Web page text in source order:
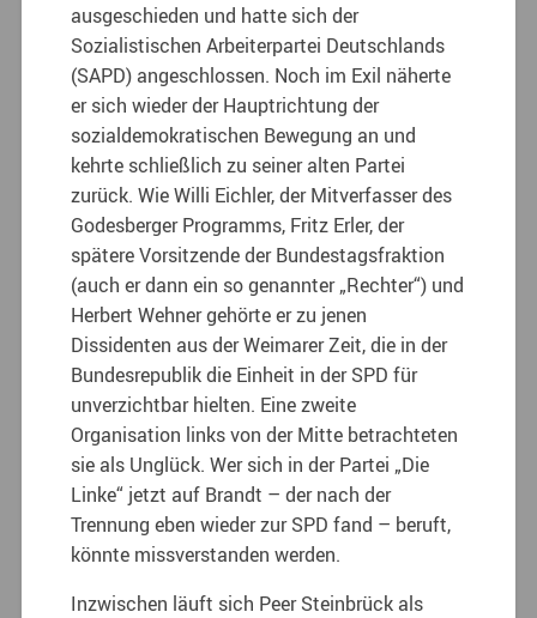
ausgeschieden und hatte sich der
Sozialistischen Arbeiterpartei Deutschlands
(SAPD) angeschlossen. Noch im Exil näherte
er sich wieder der Hauptrichtung der
sozialdemokratischen Bewegung an und
kehrte schließlich zu seiner alten Partei
zurück. Wie Willi Eichler, der Mitverfasser des
Godesberger Programms, Fritz Erler, der
spätere Vorsitzende der Bundestagsfraktion
(auch er dann ein so genannter „Rechter“) und
Herbert Wehner gehörte er zu jenen
Dissidenten aus der Weimarer Zeit, die in der
Bundesrepublik die Einheit in der SPD für
unverzichtbar hielten. Eine zweite
Organisation links von der Mitte betrachteten
sie als Unglück. Wer sich in der Partei „Die
Linke“ jetzt auf Brandt – der nach der
Trennung eben wieder zur SPD fand – beruft,
könnte missverstanden werden.
Inzwischen läuft sich Peer Steinbrück als